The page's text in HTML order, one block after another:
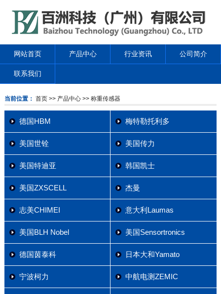
网站首页 产品中心 行业资讯 公司简介
联系我们
当前位置： 首页 >> 产品中心>> 称重传感器
德国HBM 梅特勒托利多
美国世铨 美国传力
美国特迪亚 韩国凯士
美国ZXSCELL 杰曼
志美CHIMEI 意大利Laumas
美国BLH Nobel 美国Sensortronics
德国茵泰科 日本大和Yamato
宁波柯力 中航电测ZEMIC